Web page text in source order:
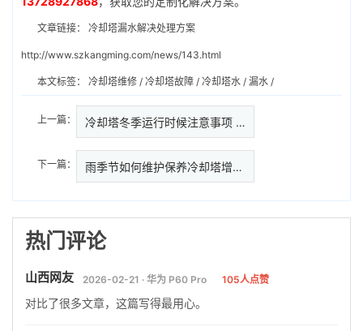
文章链接： 冷却塔漏水解决处理方案
http://www.szkangming.com/news/143.html
本文标签： 冷却塔维修 / 冷却塔故障 / 冷却塔水 / 漏水 /
上一篇： 冷却塔冬季运行时候注意事项 ,冬…
下一篇： 雨季节如何维护保养冷却塔增加使
热门评论
山西网友 2026-02-21 · 华为 P60 Pro 105人点赞
对比了很多文章，这篇写得最用心。